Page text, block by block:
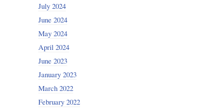
July 2024
June 2024
May 2024
April 2024
June 2023
January 2023
March 2022
February 2022